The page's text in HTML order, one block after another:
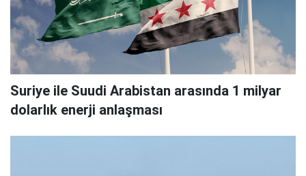
Suriye ile Suudi Arabistan arasında 1 milyar
dolarlık enerji anlaşması